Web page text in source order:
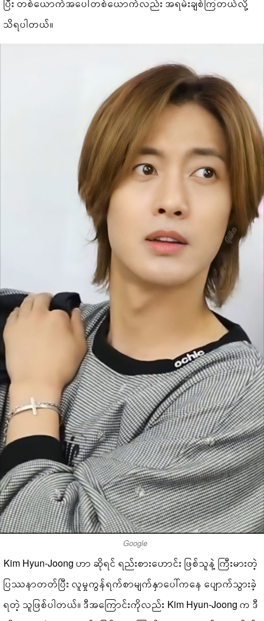
ပြီး တစ်ယောက်အပေါ်တစ်ယောက်လည်း အရမ်းချစ်ကြတယ်လို့
သိရပါတယ်။
Google
Kim Hyun-Joong ဟာ ဆိုရင် ရည်းစားဟောင်း ဖြစ်သူနဲ့ ကြီးမားတဲ့
ပြဿနာတတ်ပြီး လူမှုကွန်ရက်စာမျက်နှာပေါ်ကနေ ပျောက်သွားခဲ့
ရတဲ့ သူဖြစ်ပါတယ်။ ဒီအကြောင်းကိုလည်း Kim Hyun-Joong က ဒီ